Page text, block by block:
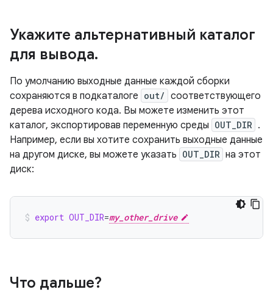
Укажите альтернативный каталог
для вывода.
По умолчанию выходные данные каждой сборки
сохраняются в подкаталоге out/ соответствующего
дерева исходного кода. Вы можете изменить этот
каталог, экспортировав переменную среды OUT_DIR .
Например, если вы хотите сохранить выходные данные
на другом диске, вы можете указать OUT_DIR на этот
диск:
export OUT_DIR=my_other_drive
Что дальше?